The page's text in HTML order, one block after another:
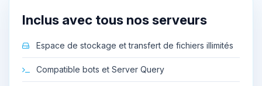
Inclus avec tous nos serveurs
Espace de stockage et transfert de fichiers illimités
Compatible bots et Server Query